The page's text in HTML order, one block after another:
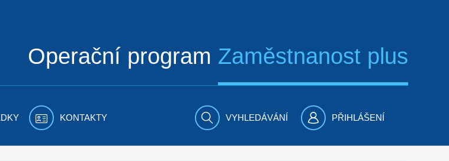
Operační program Zaměstnanost plus
KONTAKTY VYHLEDÁVÁNÍ PŘIHLÁŠENÍ